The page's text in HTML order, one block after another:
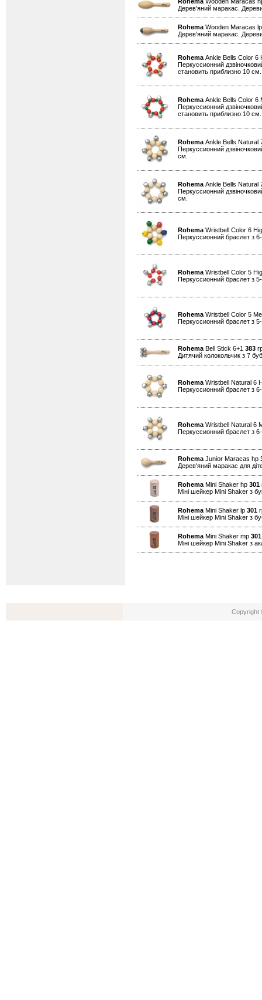
Дерев'яний маракас.
Rohema Wooden Maracas
Дерев'яний маракас.
Rohema Ankle Bells Color 6
Перкуссионний
становить приблизно 10 см.
Rohema Ankle Bells Color 6
Перкуссионний
становить приблизно 10 см.
Rohema Ankle Bells Natural
Перкуссионний
см.
Rohema Ankle Bells Natural
Перкуссионний
см.
Rohema Wristbell Color 6
Перкуссионний браслет з
Rohema Wristbell Color 5
Перкуссионний браслет з
Rohema Wristbell Color 5
Перкуссионний браслет з
Rohema Bell Stick 6+1 383
Дитячий колокольчик з 7
Rohema Wristbell Natural 6
Перкуссионний браслет з
Rohema Wristbell Natural 6
Перкуссионний браслет з
Rohema Junior Maracas hp
Дерев'яний маракас для
Rohema Mini Shaker hp 301
Міні шейкер Mini Shaker з
Rohema Mini Shaker lp 301
Міні шейкер Mini Shaker з
Rohema Mini Shaker mp 301
Міні шейкер Mini Shaker з
Copyright